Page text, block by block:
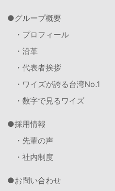
グループ概要
・プロフィール
・沿革
・代表者挨拶
・ワイズが誇る台湾No.1
・数字で見るワイズ
採用情報
・先輩の声
・社内制度
お問い合わせ